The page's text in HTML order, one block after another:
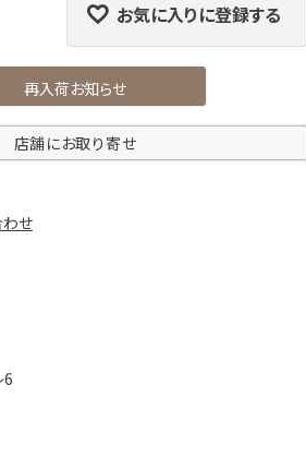
お気に入りに登録する
再入荷お知らせ
店舗にお取り寄せ
せ
6